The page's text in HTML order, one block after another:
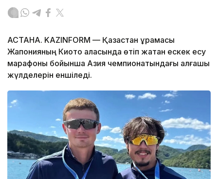
АСТАНА. KAZINFORM — Қазақстан құрамасы
Жапонияның Киото қаласында өтіп жатқан ескек есу
марафоны бойынша Азия чемпионатындағы алғашқы
жүлделерін еншіледі.